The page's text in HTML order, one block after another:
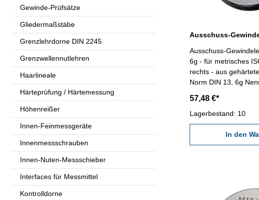
Gewinde-Prüfsätze
Gliedermaßstäbe
Grenzlehrdorne DIN 2245
Grenzwellennutlehren
Haarlineale
Härteprüfung / Härtemessung
Höhenreißer
Innen-Feinmessgeräte
Innenmessschrauben
Innen-Nuten-Messschieber
Interfaces für Messmittel
Kontrolldorne
Ausschuss-
6g - für metrisches
rechts - aus
Norm
57,48 €*
Lagerbestand: 10
In den